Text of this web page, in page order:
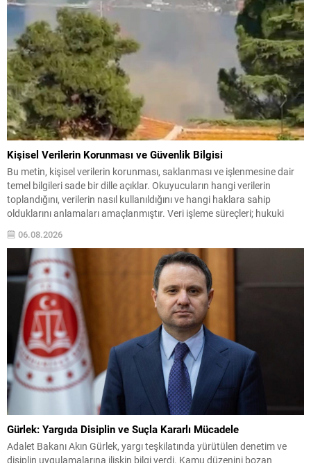
Kişisel Verilerin Korunması ve Güvenlik Bilgisi
Bu metin, kişisel verilerin korunması, saklanması ve işlenmesine dair
temel bilgileri sade bir dille açıklar. Okuyucuların hangi verilerin
toplandığını, verilerin nasıl kullanıldığını ve hangi haklara sahip
olduklarını anlamaları amaçlanmıştır. Veri işleme süreçleri; hukuki
Ayrıca güvenlik önlemleri ve veri ihlali durumunda uygulanacak...
06.08.2026
Gürlek: Yargıda Disiplin ve Suçla Kararlı Mücadele
Adalet Bakanı Akın Gürlek, yargı teşkilatında yürütülen denetim ve
disiplin uygulamalarına ilişkin bilgi verdi. Kamu düzenini bozan